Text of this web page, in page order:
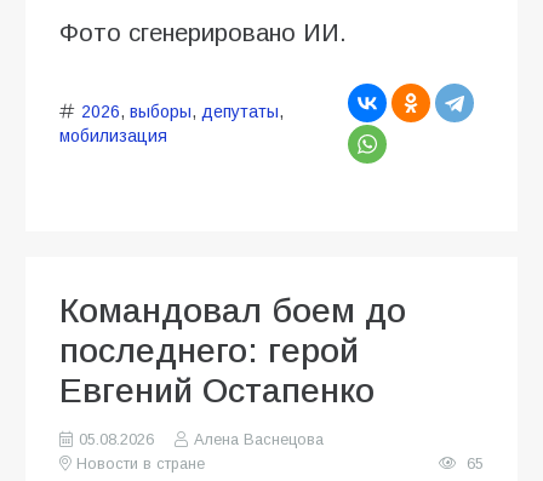
Фото сгенерировано ИИ.
2026, выборы, депутаты,
мобилизация
Командовал боем до
последнего: герой
Евгений Остапенко
05.08.2026
Алена Васнецова
Новости в стране
65